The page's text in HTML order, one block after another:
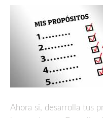
Ahora si, desarrolla tus